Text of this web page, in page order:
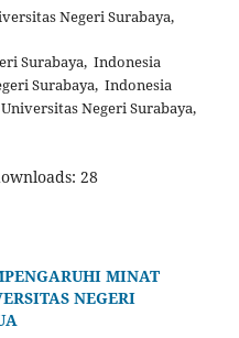
Negeri Surabaya,
Surabaya, Indonesia
Surabaya, Indonesia
Universitas Negeri Surabaya,
28
MINAT
NEGERI